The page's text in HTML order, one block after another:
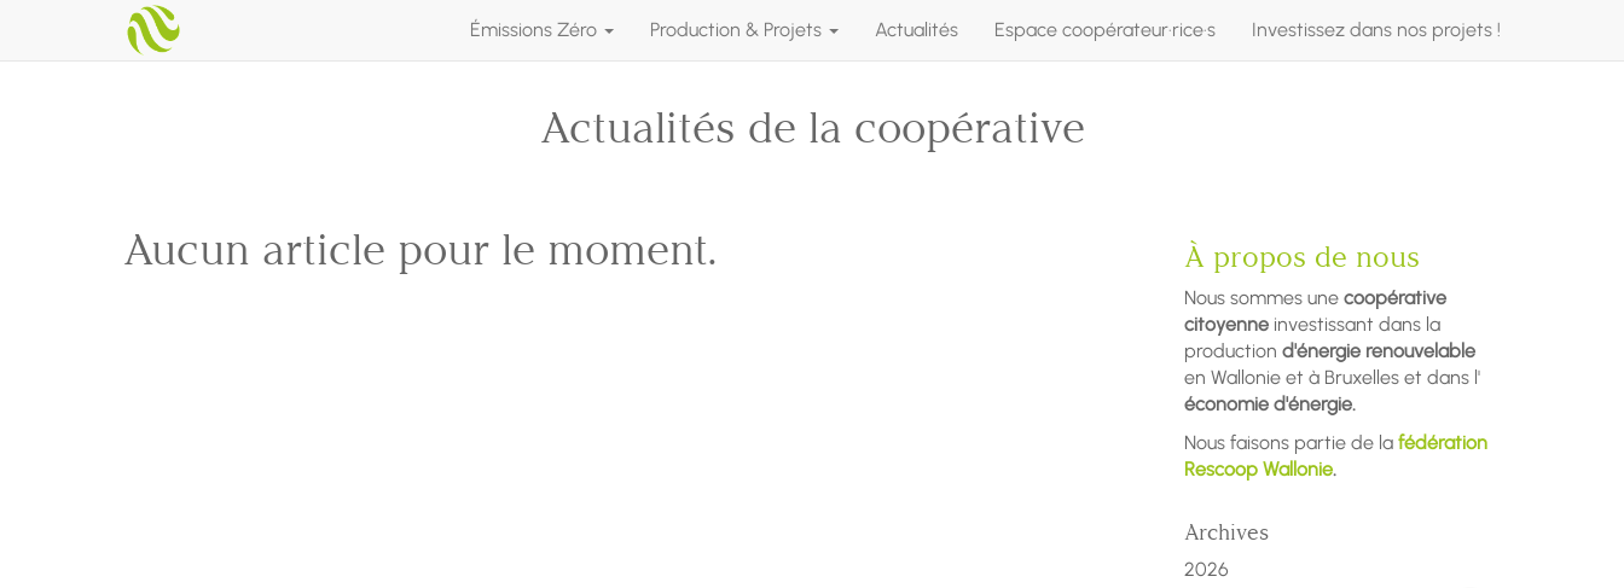
Émissions Zéro Production & Projets Actualités Espace coopérateur·rice·s Investissez dans nos projets !
Actualités de la coopérative
Aucun article pour le moment. À propos de nous
Nous sommes une coopérative
citoyenne investissant dans la
production d'énergie renouvelable
en Wallonie et à Bruxelles et dans l'
économie d'énergie.
Nous faisons partie de la fédération
Rescoop Wallonie.
Archives
2026